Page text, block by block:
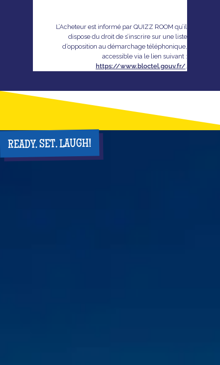
L’Acheteur est informé par QUIZZ ROOM qu’il
dispose du droit de s’inscrire sur une liste
d’opposition au démarchage téléphonique,
accessible via le lien suivant :
https://www.bloctel.gouv.fr/.
READY. SET. LAUGH!